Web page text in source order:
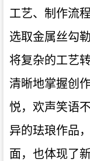
工艺、制作流
选取金属丝勾
将复杂的工艺
清晰地掌握创
悦，欢声笑语
异的珐琅作品
面，也体现了